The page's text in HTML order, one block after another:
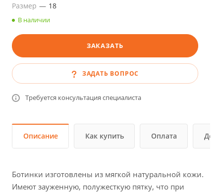
Размер — 18
В наличии
ЗАКАЗАТЬ
ЗАДАТЬ ВОПРОС
Требуется консультация специалиста
Описание Как купить Оплата
Ботинки изготовлены из мягкой натуральной кожи.
Имеют зауженную, полужесткую пятку, что при